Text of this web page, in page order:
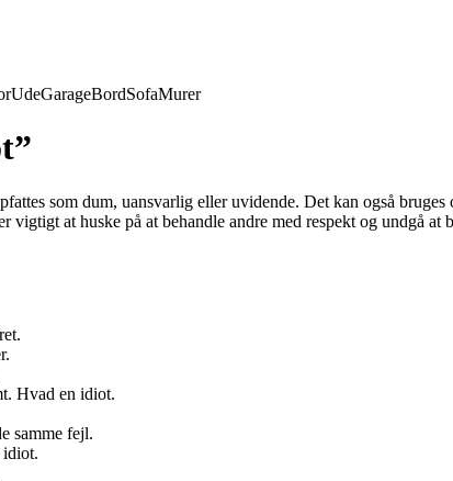
UdeGarageBordSofaMurer
som dum, uansvarlig eller uvidende. Det kan også
vigtigt at huske på at behandle andre med respekt og undgå at
Hvad en idiot.
samme fejl.
idiot.